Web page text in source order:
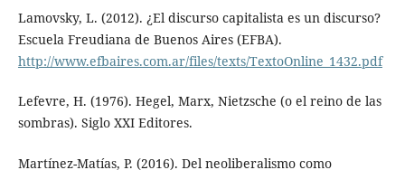
Lamovsky, L. (2012). ¿El discurso capitalista es un discurso?
Escuela Freudiana de Buenos Aires (EFBA).
http://www.efbaires.com.ar/files/texts/TextoOnline_1432.pdf
Lefevre, H. (1976). Hegel, Marx, Nietzsche (o el reino de las
sombras). Siglo XXI Editores.
Martínez-Matías, P. (2016). Del neoliberalismo como